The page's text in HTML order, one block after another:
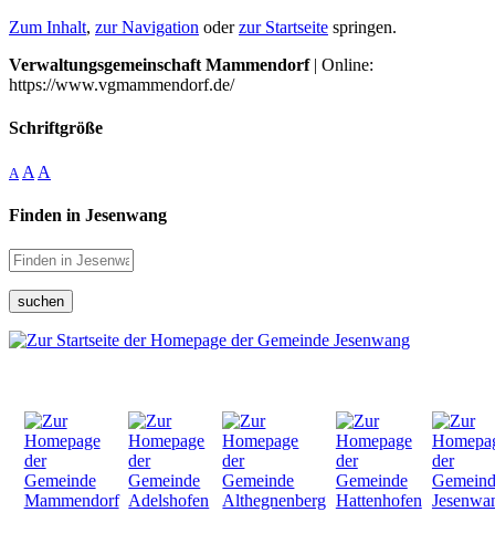
Zum Inhalt, zur Navigation oderzur Startseite springen.
Verwaltungsgemeinschaft Mammendorf| Online:
https://www.vgmammendorf.de/
Schriftgröße
A A A
Finden in Jesenwang
suchen